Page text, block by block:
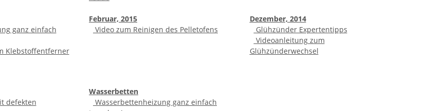
ganz einfach
Klebstoffentferner
Februar, 2015
Video zum Reinigen des Pelletofens
Dezember, 2014
Glühzünder Expertentipps
Videoanleitung zum
Glühzünderwechsel
defekten
Wasserbetten
Wasserbettenheizung ganz einfach